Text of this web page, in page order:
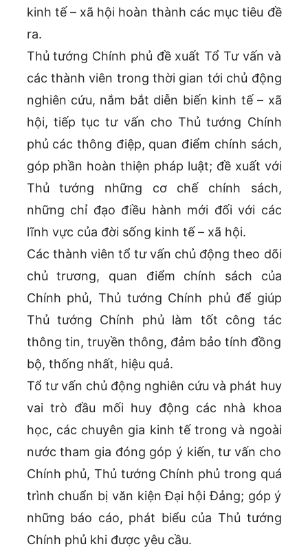
kinh tế – xã hội hoàn thành các mục tiêu đề
ra.
Thủ tướng Chính phủ đề xuất Tổ Tư vấn và
các thành viên trong thời gian tới chủ động
nghiên cứu, nắm bắt diễn biến kinh tế – xã
hội, tiếp tục tư vấn cho Thủ tướng Chính
phủ các thông điệp, quan điểm chính sách,
góp phần hoàn thiện pháp luật; đề xuất với
Thủ tướng những cơ chế chính sách,
những chỉ đạo điều hành mới đối với các
lĩnh vực của đời sống kinh tế – xã hội.
Các thành viên tổ tư vấn chủ động theo dõi
chủ trương, quan điểm chính sách của
Chính phủ, Thủ tướng Chính phủ để giúp
Thủ tướng Chính phủ làm tốt công tác
thông tin, truyền thông, đảm bảo tính đồng
bộ, thống nhất, hiệu quả.
Tổ tư vấn chủ động nghiên cứu và phát huy
vai trò đầu mối huy động các nhà khoa
học, các chuyên gia kinh tế trong và ngoài
nước tham gia đóng góp ý kiến, tư vấn cho
Chính phủ, Thủ tướng Chính phủ trong quá
trình chuẩn bị văn kiện Đại hội Đảng; góp ý
những báo cáo, phát biểu của Thủ tướng
Chính phủ khi được yêu cầu.